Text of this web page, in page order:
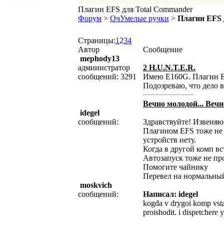
Плагин EFS для Total Commander
Форум > ОчУмелые ручки > Плагин EFS
Страницы:1 234
Автор
Сообщение
mephody13
администратор
сообщений: 3291
2 H.U.N.T.E.R.
Имею E160G. Плагин
Подозреваю, что дело
Вечно молодой...
idegel
сообщений:
Здравствуйте!
Плагином EFS тоже не
устройств нету.
Когда в другой комп
Автозапуск тоже не
Помогите чайнику
Перевел на
moskvich
сообщений:
Написал: idegel
kogda v drygoi komp
proishodit. i dispetchere